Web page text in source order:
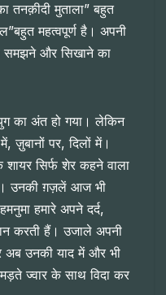
तनक़ीदी मुताला” बहुत
महत्वपूर्ण है। अपनी
समझने और सिखाने का
का अंत हो गया। लेकिन
ज़ुबानों पर, दिलों में।
शायर सिर्फ शेर कहने वाला
उनकी ग़ज़लें आज भी
हमारे अपने दर्द,
करती हैं। उजाले अपनी
अब उनकी याद में और भी
ज्वार के साथ विदा कर